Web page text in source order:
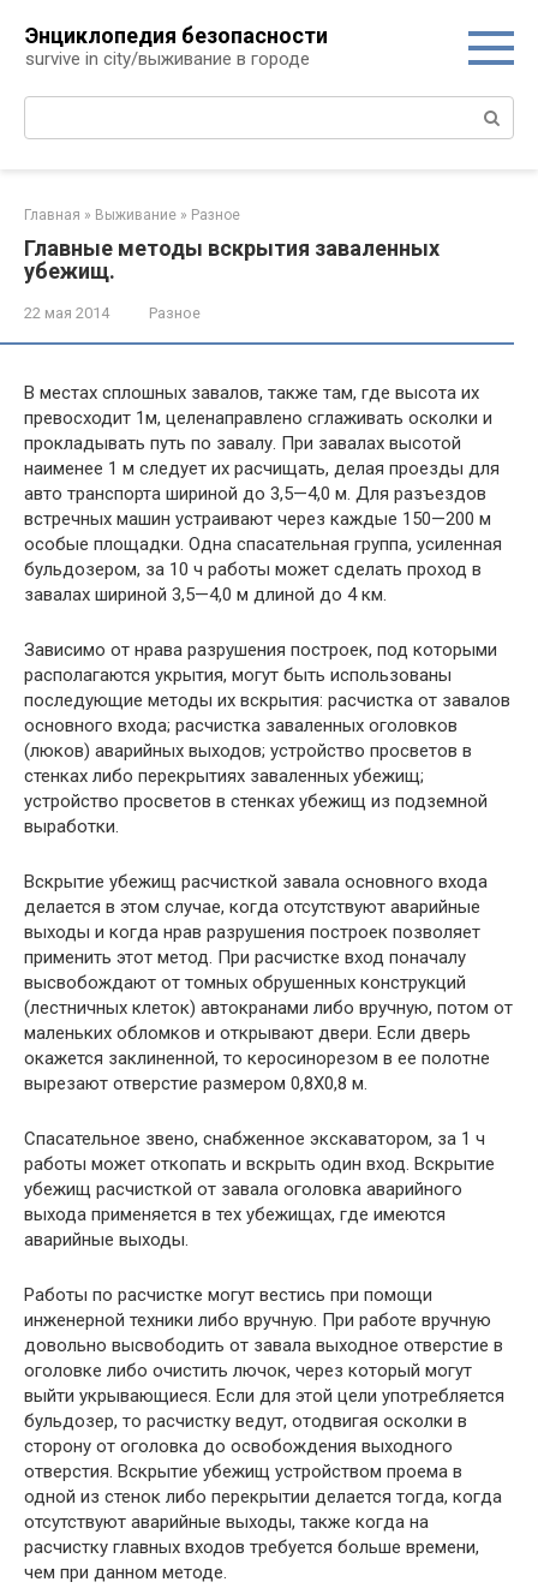
контенту
Энциклопедия безопасности
survive in city/выживание в городе
Поиск:
Главная » Выживание » Разное
Главные методы вскрытия заваленных
убежищ.
22 мая 2014 Разное
В местах сплошных завалов, также там, где высота их
превосходит 1м, целенаправлено сглаживать осколки и
прокладывать путь по завалу. При завалах высотой
наименее 1 м следует их расчищать, делая проезды для
авто транспорта шириной до 3,5—4,0 м. Для разъездов
встречных машин устраивают через каждые 150—200 м
особые площадки. Одна спасательная группа, усиленная
бульдозером, за 10 ч работы может сделать проход в
завалах шириной 3,5—4,0 м длиной до 4 км.
Зависимо от нрава разрушения построек, под которыми
располагаются укрытия, могут быть использованы
последующие методы их вскрытия: расчистка от завалов
основного входа; расчистка заваленных оголовков
(люков) аварийных выходов; устройство просветов в
стенках либо перекрытиях заваленных убежищ;
устройство просветов в стенках убежищ из подземной
выработки.
Вскрытие убежищ расчисткой завала основного входа
делается в этом случае, когда отсутствуют аварийные
выходы и когда нрав разрушения построек позволяет
применить этот метод. При расчистке вход поначалу
высвобождают от томных обрушенных конструкций
(лестничных клеток) автокранами либо вручную, потом от
маленьких обломков и открывают двери. Если дверь
окажется заклиненной, то керосинорезом в ее полотне
вырезают отверстие размером 0,8X0,8 м.
Спасательное звено, снабженное экскаватором, за 1 ч
работы может откопать и вскрыть один вход. Вскрытие
убежищ расчисткой от завала оголовка аварийного
выхода применяется в тех убежищах, где имеются
аварийные выходы.
Работы по расчистке могут вестись при помощи
инженерной техники либо вручную. При работе вручную
довольно высвободить от завала выходное отверстие в
оголовке либо очистить лючок, через который могут
выйти укрывающиеся. Если для этой цели употребляется
бульдозер, то расчистку ведут, отодвигая осколки в
сторону от оголовка до освобождения выходного
отверстия. Вскрытие убежищ устройством проема в
одной из стенок либо перекрытии делается тогда, когда
отсутствуют аварийные выходы, также когда на
расчистку главных входов требуется больше времени,
чем при данном методе.